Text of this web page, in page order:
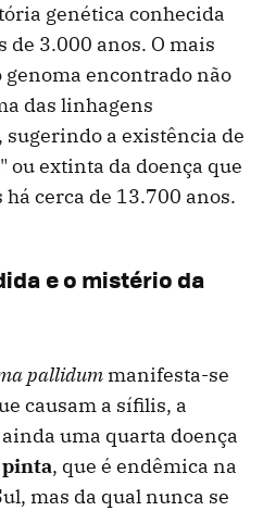
genética conhecida
de 3.000 anos. O mais
encontrado não
das linhagens
a existência de
ou extinta da doença que
cerca de 13.700 anos.
e o mistério da
pallidum manifesta-se
causam a sífilis, a
uma quarta doença
pinta, que é endêmica na
mas da qual nunca se